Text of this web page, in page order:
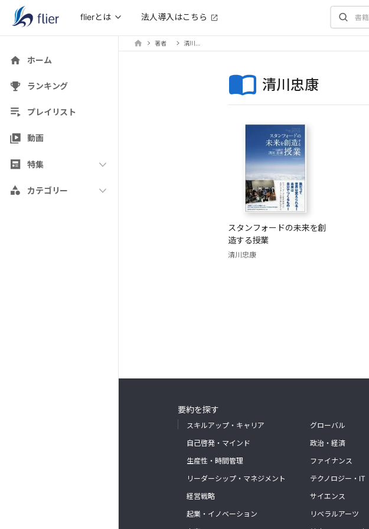
flierとは 法人導入はこちら
ホーム
ランキング
プレイリスト
動画
特集
カテゴリー
著者
清川忠康
スタンフォードの未来を創
造する授業
清川忠康
要約を探す
スキルアップ・キャリア
自己啓発・マインド
生産性・時間管理
リーダーシップ・マネジメント
経営戦略
起業・イノベーション
グローバル
政治・経済
ファイナンス
テクノロジー・IT
サイエンス
リベラルアーツ